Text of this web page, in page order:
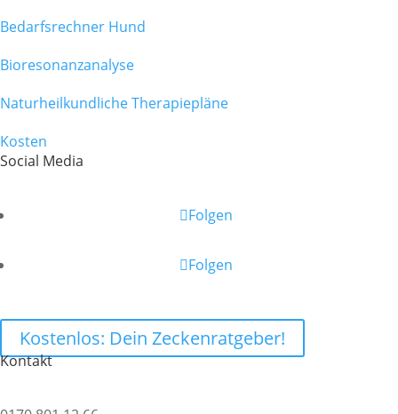
Bedarfsrechner Hund
Bioresonanzanalyse
Naturheilkundliche Therapiepläne
Kosten
Social Media
Folgen
Folgen
Kostenlos: Dein Zeckenratgeber!
Kontakt